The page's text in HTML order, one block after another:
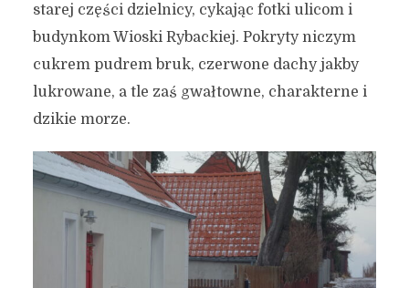
starej części dzielnicy, cykając fotki ulicom i
budynkom Wioski Rybackiej. Pokryty niczym
cukrem pudrem bruk, czerwone dachy jakby
lukrowane, a tle zaś gwałtowne, charakterne i
dzikie morze.